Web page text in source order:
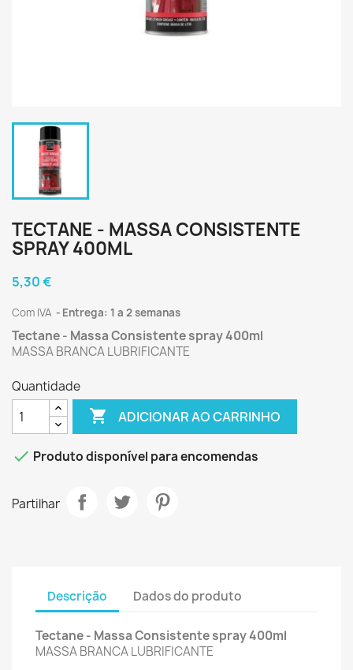
TECTANE - MASSA CONSISTENTE
SPRAY 400ML
5,30 €
Com IVA Entrega: 1 a 2 semanas
Tectane - Massa Consistente spray 400ml
MASSA BRANCA LUBRIFICANTE
Quantidade
 ADICIONAR AO CARRINHO
 Produto disponível para encomendas
Partilhar
Descrição Dados do produto
Tectane - Massa Consistente spray 400ml
MASSA BRANCA LUBRIFICANTE